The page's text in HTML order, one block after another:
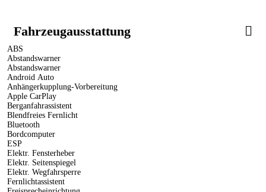
Fahrzeugausstattung
ABS
Abstandswarner
Abstandswarner
Android Auto
Anhängerkupplung-Vorbereitung
Apple CarPlay
Berganfahrassistent
Blendfreies Fernlicht
Bluetooth
Bordcomputer
ESP
Elektr. Fensterheber
Elektr. Seitenspiegel
Elektr. Wegfahrsperre
Fernlichtassistent